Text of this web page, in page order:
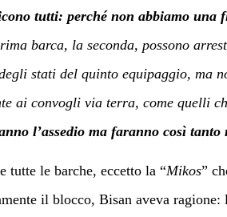
tutti: perché non abbiamo una
barca, la seconda, possono
stati del quinto equipaggio, ma
ai convogli via terra, come quelli
l’assedio ma faranno così tanto
tutte le barche, eccetto la “Mikos”
il blocco, Bisan aveva ragione: